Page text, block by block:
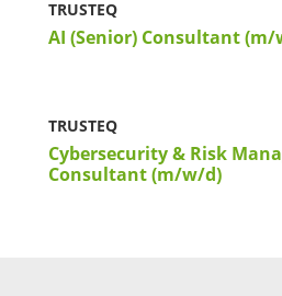
TRUSTEQ
AI (Senior) Consultant (m/
TRUSTEQ
Cybersecurity & Risk
Consultant (m/w/d)